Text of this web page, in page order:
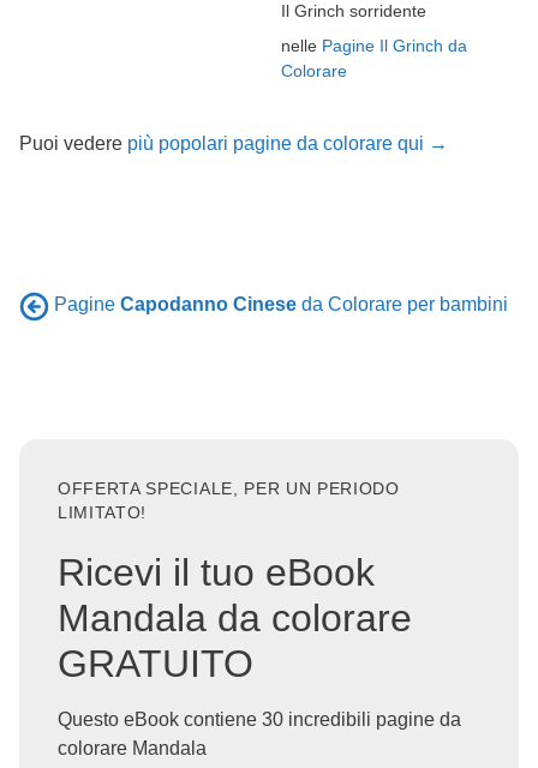
Il Grinch sorridente
nelle Pagine Il Grinch da
Colorare
Puoi vedere più popolari pagine da colorare qui →
Pagine Capodanno Cinese da Colorare per bambini
OFFERTA SPECIALE, PER UN PERIODO
LIMITATO!
Ricevi il tuo eBook
Mandala da colorare
GRATUITO
Questo eBook contiene 30 incredibili pagine da
colorare Mandala